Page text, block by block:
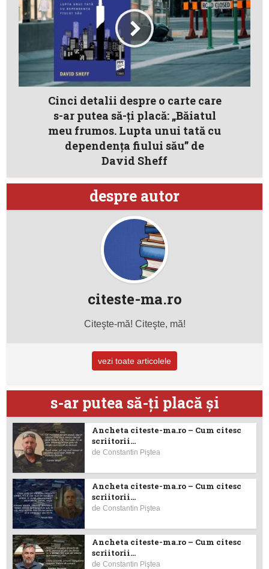
Cinci detalii despre o carte care
s-ar putea să-ţi placă: „Băiatul
meu frumos. Lupta unui tată cu
dependenţa fiului său” de
David Sheff
despre autor
citeste-ma.ro
Citeşte-mă! Citeşte, mă!
vezi toate articolele
s-ar putea să-ţi placă şi
Ancheta citeste-ma.ro – Cum citesc
scriitorii...
deConstantin Piştea
Ancheta citeste-ma.ro – Cum citesc
scriitorii...
deConstantin Piştea
Ancheta citeste-ma.ro – Cum citesc
scriitorii...
deConstantin Piştea